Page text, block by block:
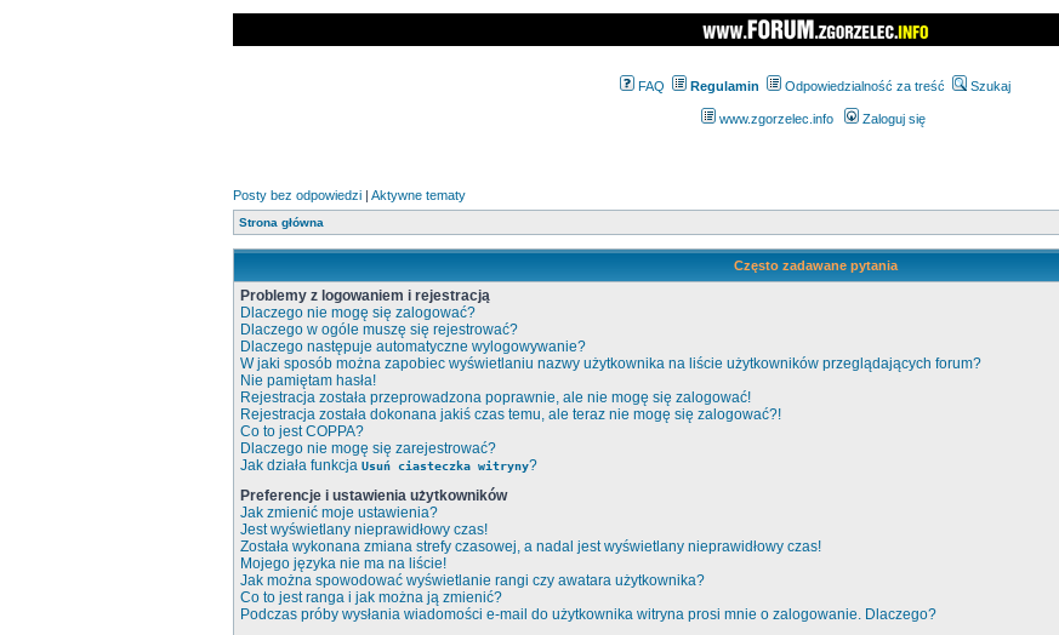
FAQ Regulamin Odpowiedzialność za treść Szukaj
www.zgorzelec.info Zaloguj się
Posty bez odpowiedzi | Aktywne tematy
Strona główna
Często zadawane pytania
Problemy z logowaniem i rejestracją
Dlaczego nie mogę się zalogować?
Dlaczego w ogóle muszę się rejestrować?
Dlaczego następuje automatyczne wylogowywanie?
W jaki sposób można zapobiec wyświetlaniu nazwy użytkownika na liście użytkowników przeglądających forum?
Nie pamiętam hasła!
Rejestracja została przeprowadzona poprawnie, ale nie mogę się zalogować!
Rejestracja została dokonana jakiś czas temu, ale teraz nie mogę się zalogować?!
Co to jest COPPA?
Dlaczego nie mogę się zarejestrować?
Jak działa funkcja Usuń ciasteczka witryny?
Preferencje i ustawienia użytkowników
Jak zmienić moje ustawienia?
Jest wyświetlany nieprawidłowy czas!
Została wykonana zmiana strefy czasowej, a nadal jest wyświetlany nieprawidłowy czas!
Mojego języka nie ma na liście!
Jak można spowodować wyświetlanie rangi czy awatara użytkownika?
Co to jest ranga i jak można ją zmienić?
Podczas próby wysłania wiadomości e-mail do użytkownika witryna prosi mnie o zalogowanie. Dlaczego?